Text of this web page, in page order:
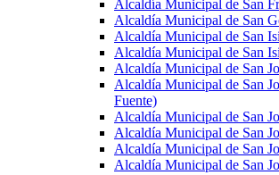
Alcaldía Municipal de San
Alcaldía Municipal de San
Alcaldía Municipal de San
Alcaldía Municipal de San
Alcaldía Municipal de San
Alcaldía Municipal de San
Fuente)
Alcaldía Municipal de San
Alcaldía Municipal de San
Alcaldía Municipal de San
Alcaldía Municipal de San